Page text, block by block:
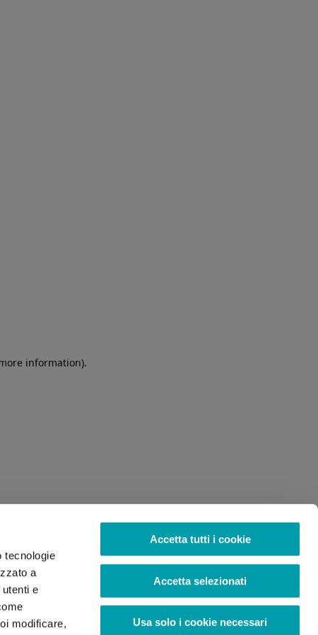
tecnologie
a
e
modificare,
Accetta tutti i cookie
Accetta selezionati
Usa solo i cookie necessari
information).